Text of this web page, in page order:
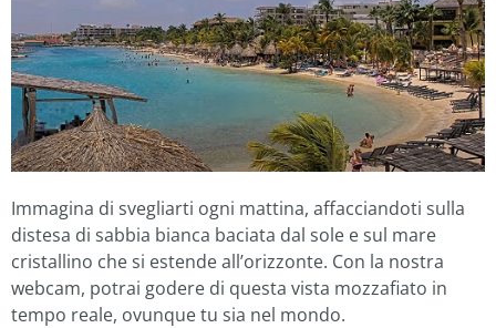
Immagina di svegliarti ogni mattina, affacciandoti sulla
distesa di sabbia bianca baciata dal sole e sul mare
cristallino che si estende all’orizzonte. Con la nostra
webcam, potrai godere di questa vista mozzafiato in
tempo reale, ovunque tu sia nel mondo.